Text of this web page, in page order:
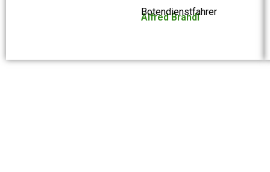
Alfred Brandl
Botendienstfahrer